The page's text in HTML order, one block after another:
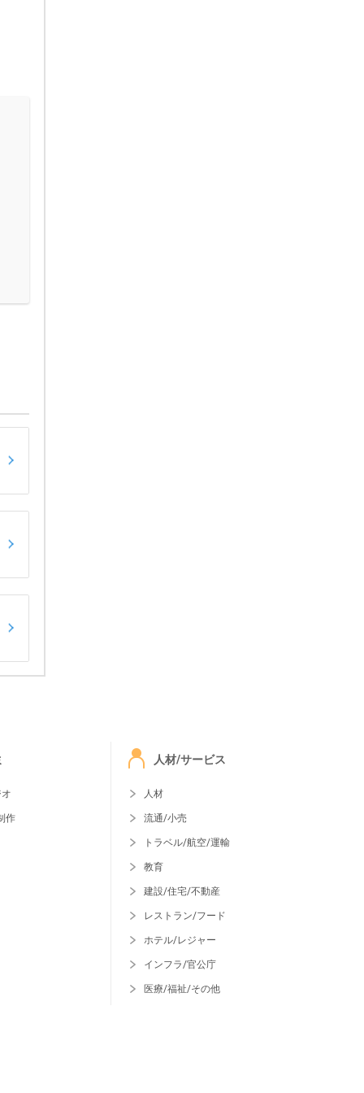
作
人材/サービス
人材
流通/小売
トラベル/航空/運輸
教育
建設/住宅/不動産
レストラン/フード
ホテル/レジャー
インフラ/官公庁
医療/福祉/その他